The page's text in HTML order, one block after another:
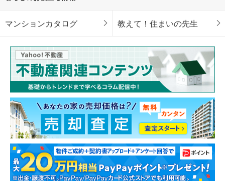
マンションカタログ 教えて！住まいの先生